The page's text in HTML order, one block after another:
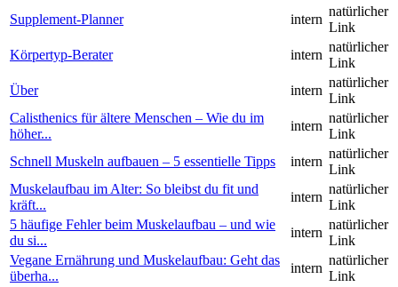
Supplement-Planner intern
natürlicher
Link
Körpertyp-Berater
intern
natürlicher
Link
Über
intern
natürlicher
Link
Calisthenics für ältere Menschen – Wie du im
höher...
intern
natürlicher
Link
Schnell Muskeln aufbauen – 5 essentielle Tipps
intern
natürlicher
Link
Muskelaufbau im Alter: So bleibst du fit und
kräft...
intern
natürlicher
Link
5 häufige Fehler beim Muskelaufbau – und wie
du si...
intern
natürlicher
Link
Vegane Ernährung und Muskelaufbau: Geht das
überha...
intern
natürlicher
Link